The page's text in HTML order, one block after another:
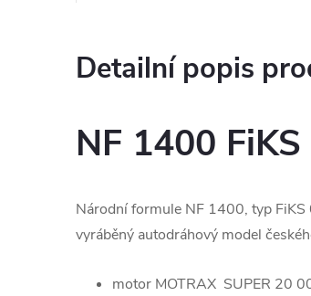
Detailní popis
NF 1400
Národní formule NF 1400, typ
vyráběný autodráhový model
motor MOTRAX SUPER 20